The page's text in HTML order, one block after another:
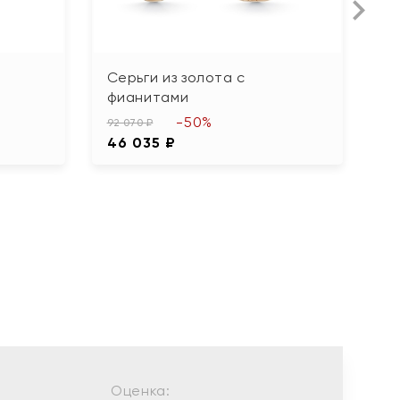
Серьги из золота с
фианитами
92 070 ₽
46 035 ₽
-50%
Оценка: